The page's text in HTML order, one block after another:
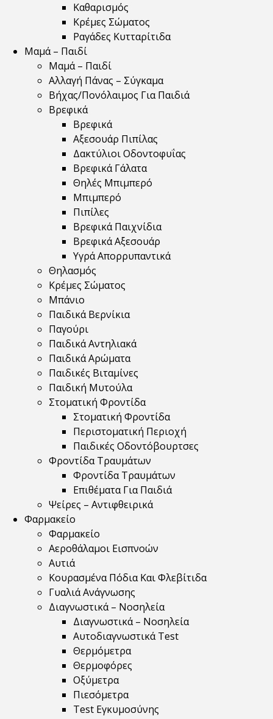
Καθαρισμός
Κρέμες Σώματος
Ραγάδες Κυτταρίτιδα
Μαμά – Παιδί
Μαμά – Παιδί
Αλλαγή Πάνας – Σύγκαμα
Βήχας/Πονόλαιμος Για Παιδιά
Βρεφικά
Βρεφικά
Αξεσουάρ Πιπίλας
Δακτύλιοι Οδοντοφυΐας
Βρεφικά Γάλατα
Θηλές Μπιμπερό
Μπιμπερό
Πιπίλες
Βρεφικά Παιχνίδια
Βρεφικά Αξεσουάρ
Υγρά Απορρυπαντικά
Θηλασμός
Κρέμες Σώματος
Μπάνιο
Παιδικά Βερνίκια
Παγούρι
Παιδικά Αντηλιακά
Παιδικά Αρώματα
Παιδικές Βιταμίνες
Παιδική Μυτούλα
Στοματική Φροντίδα
Στοματική Φροντίδα
Περιστοματική Περιοχή
Παιδικές Οδοντόβουρτσες
Φροντίδα Τραυμάτων
Φροντίδα Τραυμάτων
Επιθέματα Για Παιδιά
Ψείρες – Αντιφθειρικά
Φαρμακείο
Φαρμακείο
Αεροθάλαμοι Εισπνοών
Αυτιά
Κουρασμένα Πόδια Και Φλεβίτιδα
Γυαλιά Ανάγνωσης
Διαγνωστικά – Νοσηλεία
Διαγνωστικά – Νοσηλεία
Αυτοδιαγνωστικά Test
Θερμόμετρα
Θερμοφόρες
Οξύμετρα
Πιεσόμετρα
Test Εγκυμοσύνης